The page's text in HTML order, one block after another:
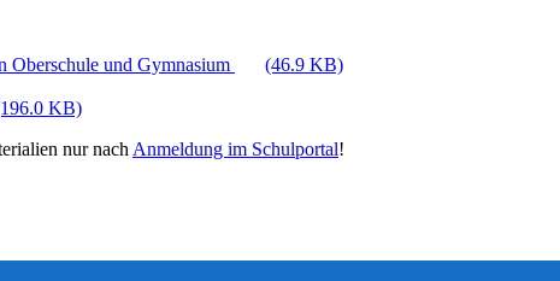
Oberschule und Gymnasium
(46.9 KB)
KB)
nur nach Anmeldung im Schulportal!